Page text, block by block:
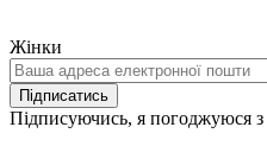
Жінки
Ваша
адреса
електронної
пошти
Підписатись
Підписуючись, я погоджуюся з